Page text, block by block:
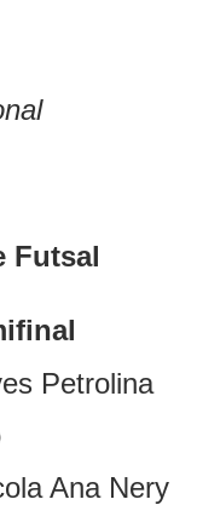
Futsal
Petrolina
Ana Nery